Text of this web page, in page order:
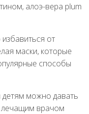
алоэ-вера plum
от
маски, которые
способы
можно давать
лечащим врачом